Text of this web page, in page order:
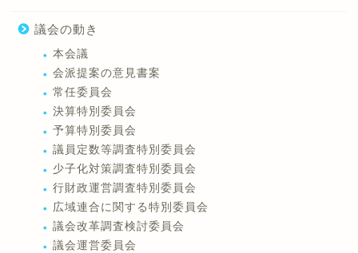
議会の動き
本会議
会派提案の意見書案
常任委員会
決算特別委員会
予算特別委員会
議員定数等調査特別委員会
少子化対策調査特別委員会
行財政運営調査特別委員会
広域連合に関する特別委員会
議会改革調査検討委員会
議会運営委員会